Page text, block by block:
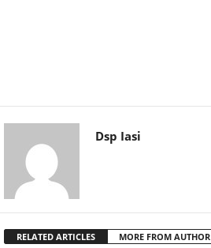
Dsp Iasi
RELATED ARTICLES MORE FROM AUTHOR